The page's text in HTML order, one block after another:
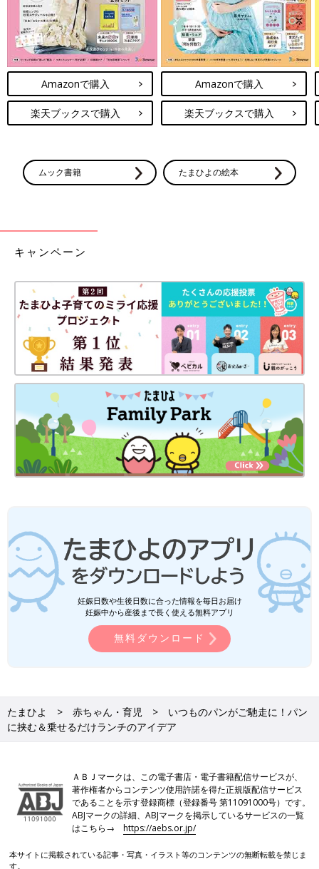
Amazonで購入
楽天ブックスで購入
Amazonで購入
楽天ブックスで購入
ムック書籍 たまひよの絵本
キャンペーン
妊娠日数や生後日数に合った情報を毎日お届け
妊娠中から産後まで長く使える無料アプリ
無料ダウンロード
たまひよ 赤ちゃん・育児
いつものパンがご馳走に！パン
に挟む＆乗せるだけランチのアイデア
ＡＢＪマークは、この電子書店・電子書籍配信サービスが、
著作権者からコンテンツ使用許諾を得た正規版配信サービス
であることを示す登録商標（登録番号 第11091000号）です。
ABJマークの詳細、ABJマークを掲示しているサービスの一覧
はこちら→https://aebs.or.jp/
本サイトに掲載されている記事・写真・イラスト等のコンテンツの無断転載を禁じま
す。